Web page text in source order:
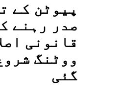
پیوٹن کے
صدر رہنے
قانونی
ووٹنگ
گئی